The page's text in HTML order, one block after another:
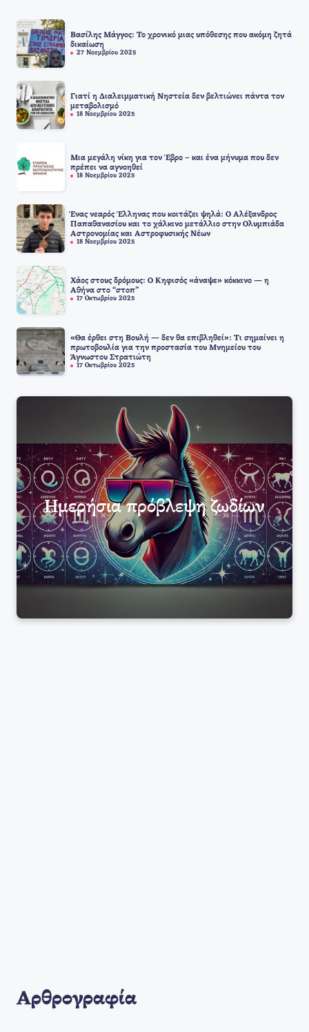
Βασίλης Μάγγος: Το χρονικό μιας υπόθεσης που ακόμη ζητά
δικαίωση
27 Νοεμβρίου 2025
Γιατί η Διαλειμματική Νηστεία δεν βελτιώνει πάντα τον
μεταβολισμό
18 Νοεμβρίου 2025
Μια μεγάλη νίκη για τον Έβρο – και ένα μήνυμα που δεν
πρέπει να αγνοηθεί
18 Νοεμβρίου 2025
Ένας νεαρός Έλληνας που κοιτάζει ψηλά: Ο Αλέξανδρος
Παπαθανασίου και το χάλκινο μετάλλιο στην Ολυμπιάδα
Αστρονομίας και Αστροφυσικής Νέων
18 Νοεμβρίου 2025
Χάος στους δρόμους: Ο Κηφισός «άναψε» κόκκινο — η
Αθήνα στο “στοπ”
17 Οκτωβρίου 2025
«Θα έρθει στη Βουλή — δεν θα επιβληθεί»: Τι σημαίνει η
πρωτοβουλία για την προστασία του Μνημείου του
Άγνωστου Στρατιώτη
17 Οκτωβρίου 2025
Ημερήσια πρόβλεψη ζωδίων
Αρθρογραφία